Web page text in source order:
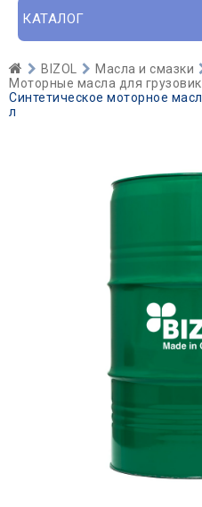
КАТАЛОГ
BIZOL
Масла и смазки
Моторные масла для
Синтетическое моторное
л